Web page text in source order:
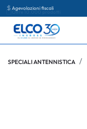
Agevolazioni fiscali
SPECIALI ANTENNISTICA